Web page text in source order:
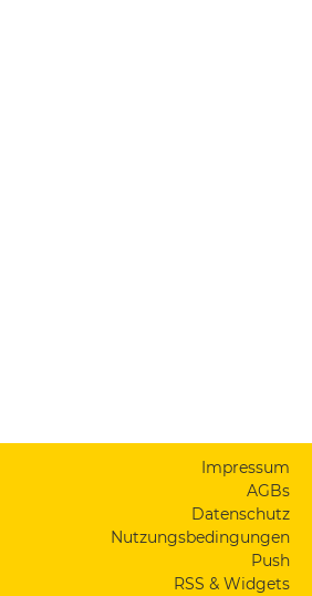
Impressum
AGBs
Datenschutz
Nutzungsbedingungen
Push
RSS & Widgets